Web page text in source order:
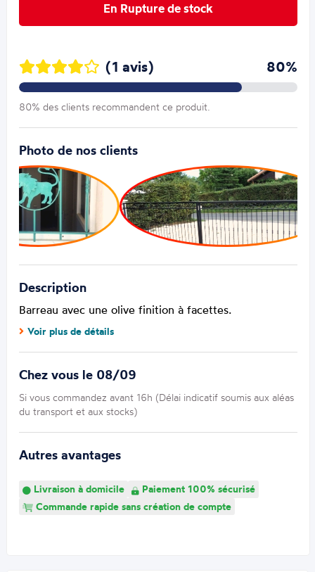
En Rupture de stock
(1 avis) 80%
80% des clients recommandent ce produit.
Photo de nos clients
Description
Barreau avec une olive finition à facettes.
Voir plus de détails
Chez vous le 08/09
Si vous commandez avant 16h (Délai indicatif soumis aux aléas
du transport et aux stocks)
Autres avantages
Livraison à domicile
Paiement 100% sécurisé
Commande rapide sans création de compte